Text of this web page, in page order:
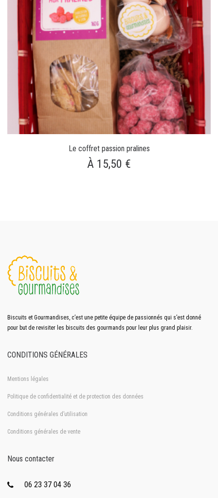
Le coffret passion pralines
À 15,50 €
Biscuits et Gourmandises, c’est une petite équipe de passionnés qui s’est donné
pour but de revisiter les biscuits des gourmands pour leur plus grand plaisir.
CONDITIONS GÉNÉRALES
Mentions légales
Politique de confidentialité et de protection des données
Conditions générales d’utilisation
Conditions générales de vente
Nous contacter
06 23 37 04 36